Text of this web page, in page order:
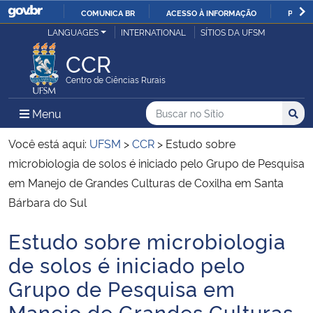
IR
COMUNICA BR ACESSO À INFORMAÇÃO
Ministério da Justiça e Segurança Pública
Ministério da Defesa
Ministério das Relações Exteriores
Ministério da Economia
Ministério da Agricultura, Pecuária e Abastecimento
Ministério da Educação
LANGUAGES INTERNATIONAL SÍTIOS DA UFSM
CCR
Centro de Ciências Rurais
Menu Menu Principal do Sítio
Busca
Buscar no no Sítio
Busca:
Você está aqui: UFSM >CCR > Estudo sobre
microbiologia de solos é iniciado pelo Grupo de Pesquisa
em Manejo de Grandes Culturas de Coxilha em Santa
Bárbara do Sul
Início do conteúdo
Estudo sobre microbiologia
de solos é iniciado pelo
Grupo de Pesquisa em